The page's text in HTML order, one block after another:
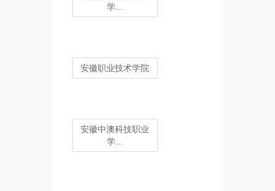
学...
安徽职业技术学院
安徽中澳科技职业
学...